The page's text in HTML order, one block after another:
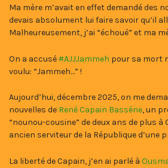
Ma mère m’avait en effet demandé des
devais absolument lui faire savoir qu’il
Malheureusement, j’ai “échoué” et ma
On a accusé#AJJJammeh pour sa mort
voulu: “Jammeh…” !
Aujourd’hui, décembre 2025, on me
nouvelles de René Capain Basséne, un
“nounou-cousine” de deux ans de plus à
ancien serviteur de la République d’une
La liberté de Capain, j’en ai parlé à